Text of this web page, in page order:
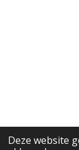
Deze website